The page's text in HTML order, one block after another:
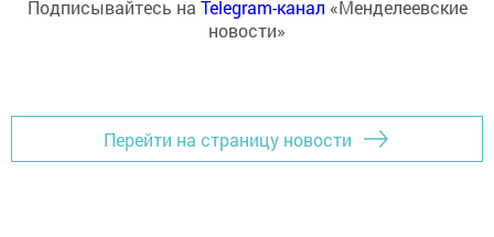
Подписывайтесь на Telegram-канал «Менделеевские
новости»
Перейти на страницу новости